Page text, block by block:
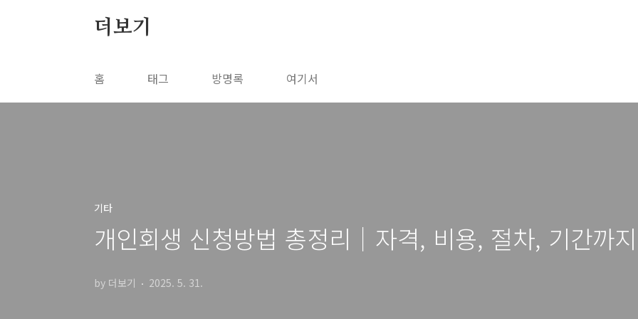
더보기
홈 태그 방명록 여기서
기타
개인회생 신청방법 총정리｜자격, 비용, 절차, 기간까
by 더보기 2025. 5. 31.